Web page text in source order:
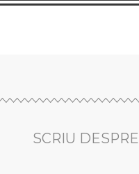
SCRIU DESPRE